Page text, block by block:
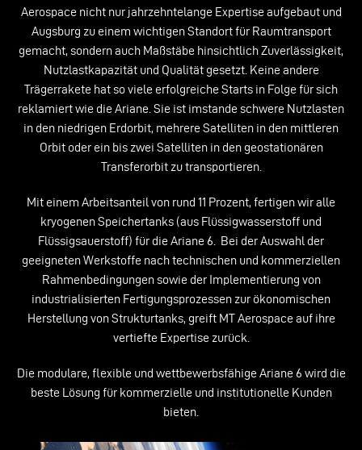
Aerospace nicht nur jahrzehntelange Expertise aufgebaut und
Augsburg zu einem wichtigen Standort für Raumtransport
gemacht, sondern auch Maßstäbe hinsichtlich Zuverlässigkeit,
Nutzlastkapazität und Qualität gesetzt. Keine andere
Trägerrakete hat so viele erfolgreiche Starts in Folge für sich
reklamiert wie die Ariane. Sie ist imstande schwere Nutzlasten
in den niedrigen Erdorbit, mehrere Satelliten in den mittleren
Orbit oder ein bis zwei Satelliten in den geostationären
Transferorbit zu transportieren.
Mit einem Arbeitsanteil von rund 11 Prozent, fertigen wir alle
kryogenen Speichertanks (aus Flüssigwasserstoff und
Flüssigsauerstoff) für die Ariane 6. Bei der Auswahl der
geeigneten Werkstoffe nach technischen und kommerziellen
Rahmenbedingungen sowie der Implementierung von
industrialisierten Fertigungsprozessen zur ökonomischen
Herstellung von Strukturtanks, greift MT Aerospace auf ihre
vertiefte Expertise zurück.
Die modulare, flexible und wettbewerbsfähige Ariane 6 wird die
beste Lösung für kommerzielle und institutionelle Kunden
bieten.